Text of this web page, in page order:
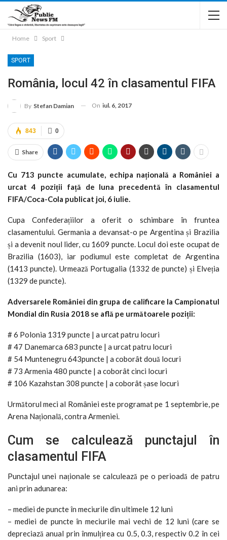
Home Sport
SPORT
România, locul 42 în clasamentul FIFA
By Stefan Damian On iul. 6, 2017
0
843
Share
Cu 713 puncte acumulate, echipa națională a României a
urcat 4 poziții față de luna precedentă în clasamentul
FIFA/Coca-Cola publicat joi, 6 iulie.
Cupa Confederațiilor a oferit o schimbare în fruntea
clasamentului. Germania a devansat-o pe Argentina și Brazilia
și a devenit noul lider, cu 1609 puncte. Locul doi este ocupat de
Brazilia (1603), iar podiumul este completat de Argentina
(1413 puncte). Urmează Portugalia (1332 de puncte) și Elveția
(1329 de puncte).
Adversarele României din grupa de calificare la Campionatul
Mondial din Rusia 2018 se află pe următoarele poziții:
# 6 Polonia 1319 puncte | a urcat patru locuri
# 47 Danemarca 683 puncte | a urcat patru locuri
# 54 Muntenegru 643puncte | a coborât două locuri
# 73 Armenia 480 puncte | a coborât cinci locuri
# 106 Kazahstan 308 puncte | a coborât șase locuri
Următorul meci al României este programat pe 1 septembrie, pe
Arena Națională, contra Armeniei.
Cum se calculează punctajul în
clasamentul FIFA
Punctajul unei naționale se calculează pe o perioadă de patru
ani prin adunarea:
– mediei de puncte în meciurile din ultimele 12 luni
– mediei de puncte în meciurile mai vechi de 12 luni (care se
depreciază anual prin înmulțirea cu 0.5, 0.3, respectiv 0.2 în cei